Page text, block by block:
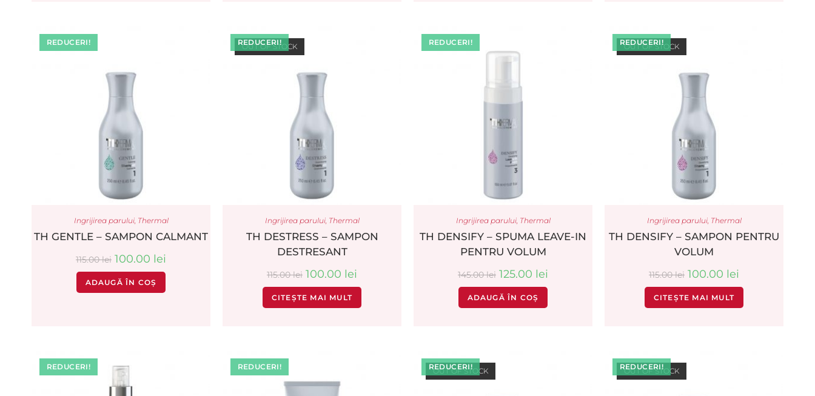
REDUCERI!
Ingrijirea parului, Thermal
TH GENTLE – SAMPON CALMANT
115.00lei 100.00 lei
ADAUGĂ ÎN COȘ
OUT OF STOCK
REDUCERI!
Ingrijirea parului, Thermal
TH DESTRESS – SAMPON
DESTRESANT
115.00lei 100.00 lei
CITEȘTE MAI MULT
REDUCERI!
Ingrijirea parului, Thermal
TH DENSIFY – SPUMA LEAVE-IN
PENTRU VOLUM
145.00lei 125.00 lei
ADAUGĂ ÎN COȘ
OUT OF STOCK
REDUCERI!
Ingrijirea parului, Thermal
TH DENSIFY – SAMPON PENTRU
VOLUM
115.00lei 100.00 lei
CITEȘTE MAI MULT
REDUCERI! REDUCERI! OUT OF STOCK
REDUCERI! OUT OF STOCK
REDUCERI!